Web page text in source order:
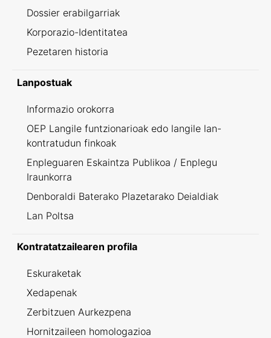
Dossier erabilgarriak
Korporazio-Identitatea
Pezetaren historia
Lanpostuak
Informazio orokorra
OEP Langile funtzionarioak edo langile lan-
kontratudun finkoak
Enpleguaren Eskaintza Publikoa / Enplegu
Iraunkorra
Denboraldi Baterako Plazetarako Deialdiak
Lan Poltsa
Kontratatzailearen profila
Eskuraketak
Xedapenak
Zerbitzuen Aurkezpena
Hornitzaileen homologazioa